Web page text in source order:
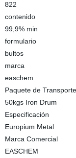
822
contenido
99,9% min
formulario
bultos
marca
easchem
Paquete de Transporte
50kgs Iron Drum
Especificación
Europium Metal
Marca Comercial
EASCHEM